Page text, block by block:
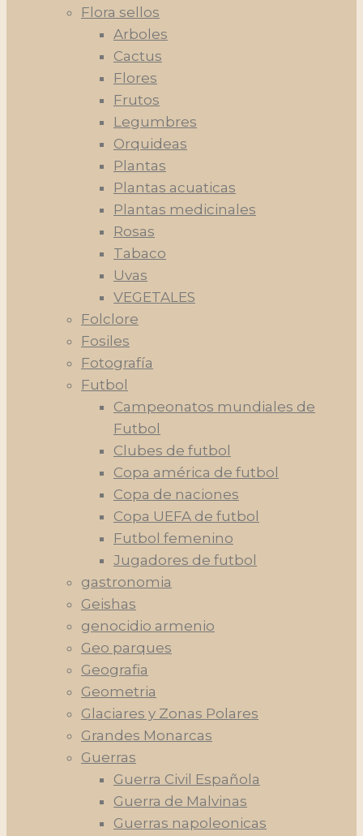
Flora sellos
Arboles
Cactus
Flores
Frutos
Legumbres
Orquideas
Plantas
Plantas acuaticas
Plantas medicinales
Rosas
Tabaco
Uvas
VEGETALES
Folclore
Fosiles
Fotografía
Futbol
Campeonatos mundiales de
Futbol
Clubes de futbol
Copa américa de futbol
Copa de naciones
Copa UEFA de futbol
Futbol femenino
Jugadores de futbol
gastronomia
Geishas
genocidio armenio
Geo parques
Geografia
Geometria
Glaciares y Zonas Polares
Grandes Monarcas
Guerras
Guerra Civil Española
Guerra de Malvinas
Guerras napoleonicas